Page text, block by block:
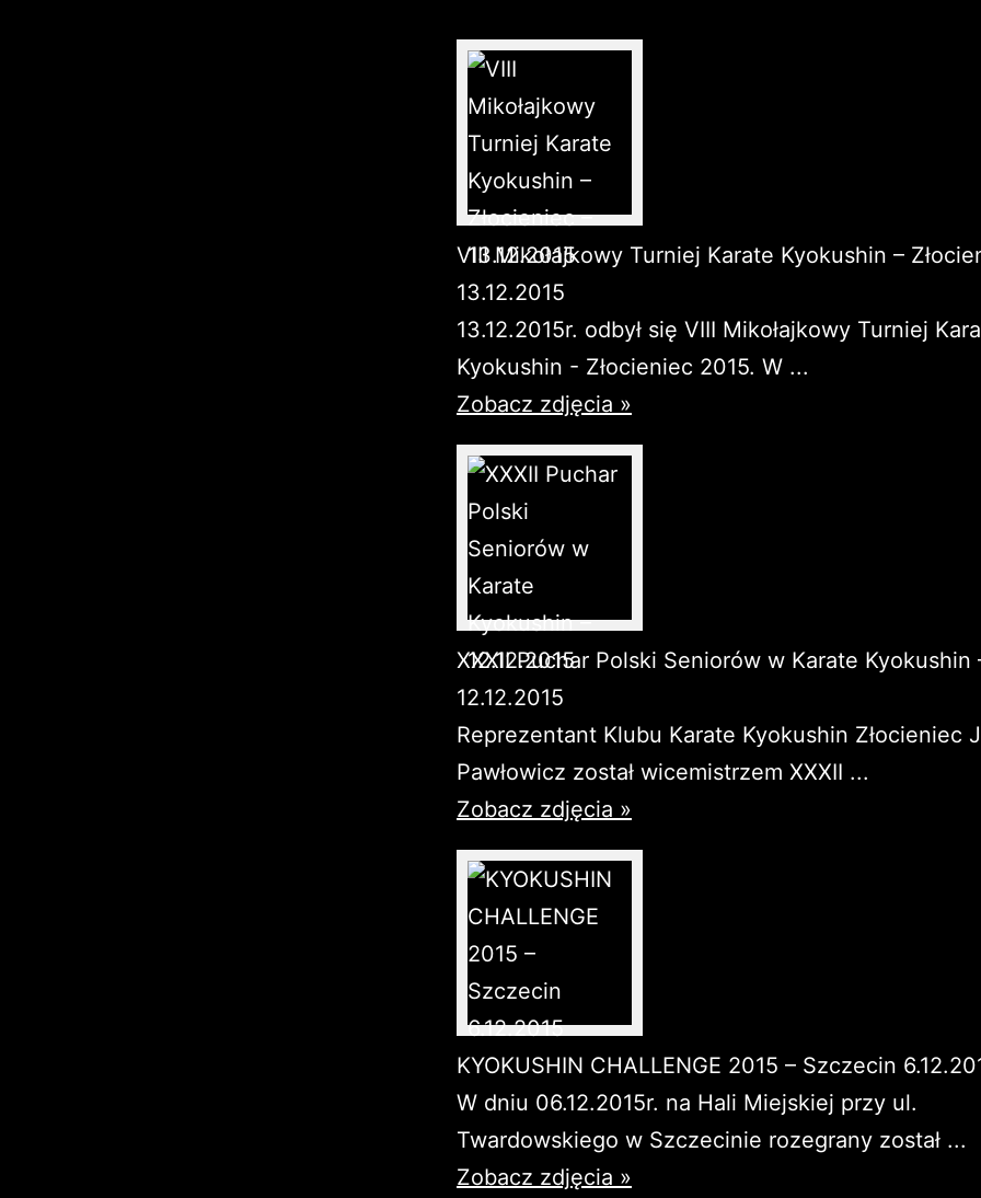
VIII Mikołajkowy Turniej Karate Kyokushin –
13.12.2015
13.12.2015r. odbył się VIII Mikołajkowy Turniej
Kyokushin - Złocieniec 2015. W ...
Zobacz zdjęcia »
XXXII Puchar Polski Seniorów w Karate Kyokushin
12.12.2015
Reprezentant Klubu Karate Kyokushin Złocieniec
Pawłowicz został wicemistrzem XXXII ...
Zobacz zdjęcia »
KYOKUSHIN CHALLENGE 2015 – Szczecin
W dniu 06.12.2015r. na Hali Miejskiej przy ul.
Twardowskiego w Szczecinie rozegrany został ...
Zobacz zdjęcia »